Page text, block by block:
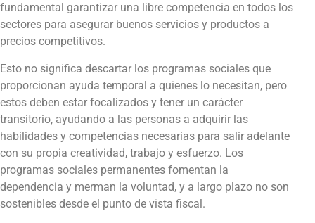
fundamental garantizar una libre competencia en todos los
sectores para asegurar buenos servicios y productos a
precios competitivos.
Esto no significa descartar los programas sociales que
proporcionan ayuda temporal a quienes lo necesitan, pero
estos deben estar focalizados y tener un carácter
transitorio, ayudando a las personas a adquirir las
habilidades y competencias necesarias para salir adelante
con su propia creatividad, trabajo y esfuerzo. Los
programas sociales permanentes fomentan la
dependencia y merman la voluntad, y a largo plazo no son
sostenibles desde el punto de vista fiscal.